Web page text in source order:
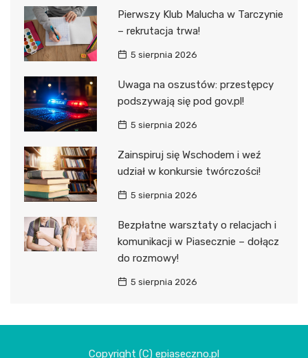
Pierwszy Klub Malucha w Tarczynie
– rekrutacja trwa!
5 sierpnia 2026
Uwaga na oszustów: przestępcy
podszywają się pod gov.pl!
5 sierpnia 2026
Zainspiruj się Wschodem i weź
udział w konkursie twórczości!
5 sierpnia 2026
Bezpłatne warsztaty o relacjach i
komunikacji w Piasecznie – dołącz
do rozmowy!
5 sierpnia 2026
Copyright (C) epiaseczno.pl